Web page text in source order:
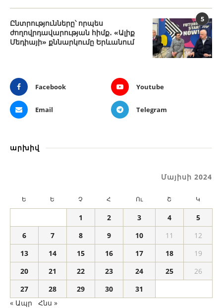
5
Ընտրությունները՝ որպես
ժողովրդավարության հիմք․ «Ալիք
Մեդիայի» քննարկումը Երևանում
Facebook Youtube
Email Telegram
արխիվ
Մայիսի 2024
Ե Ե Չ Հ Ու Շ Կ
1 2 3 4
5
6
7 8 9 10 11
12
13
14 15 16 17 18
19
20
21 22 23 24 25
26
27
28 29 30
31
« Ապր
Հնս »